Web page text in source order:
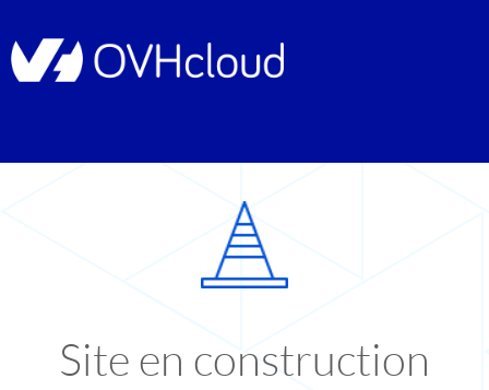
Site en construction